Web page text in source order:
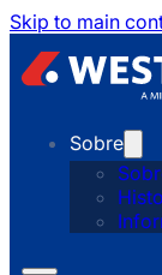
Skip to main
Sobre